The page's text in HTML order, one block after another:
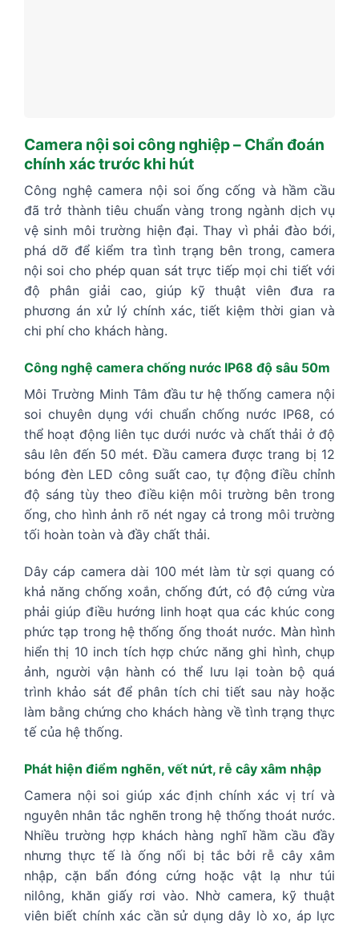
Camera nội soi công nghiệp – Chẩn đoán
chính xác trước khi hút
Công nghệ camera nội soi ống cống và hầm cầu
đã trở thành tiêu chuẩn vàng trong ngành dịch vụ
vệ sinh môi trường hiện đại. Thay vì phải đào bới,
phá dỡ để kiểm tra tình trạng bên trong, camera
nội soi cho phép quan sát trực tiếp mọi chi tiết với
độ phân giải cao, giúp kỹ thuật viên đưa ra
phương án xử lý chính xác, tiết kiệm thời gian và
chi phí cho khách hàng.
Công nghệ camera chống nước IP68 độ sâu 50m
Môi Trường Minh Tâm đầu tư hệ thống camera nội
soi chuyên dụng với chuẩn chống nước IP68, có
thể hoạt động liên tục dưới nước và chất thải ở độ
sâu lên đến 50 mét. Đầu camera được trang bị 12
bóng đèn LED công suất cao, tự động điều chỉnh
độ sáng tùy theo điều kiện môi trường bên trong
ống, cho hình ảnh rõ nét ngay cả trong môi trường
tối hoàn toàn và đầy chất thải.
Dây cáp camera dài 100 mét làm từ sợi quang có
khả năng chống xoắn, chống đứt, có độ cứng vừa
phải giúp điều hướng linh hoạt qua các khúc cong
phức tạp trong hệ thống ống thoát nước. Màn hình
hiển thị 10 inch tích hợp chức năng ghi hình, chụp
ảnh, người vận hành có thể lưu lại toàn bộ quá
trình khảo sát để phân tích chi tiết sau này hoặc
làm bằng chứng cho khách hàng về tình trạng thực
tế của hệ thống.
Phát hiện điểm nghẽn, vết nứt, rễ cây xâm nhập
Camera nội soi giúp xác định chính xác vị trí và
nguyên nhân tắc nghẽn trong hệ thống thoát nước.
Nhiều trường hợp khách hàng nghĩ hầm cầu đầy
nhưng thực tế là ống nối bị tắc bởi rễ cây xâm
nhập, cặn bẩn đóng cứng hoặc vật lạ như túi
nilông, khăn giấy rơi vào. Nhờ camera, kỹ thuật
viên biết chính xác cần sử dụng dây lò xo, áp lực